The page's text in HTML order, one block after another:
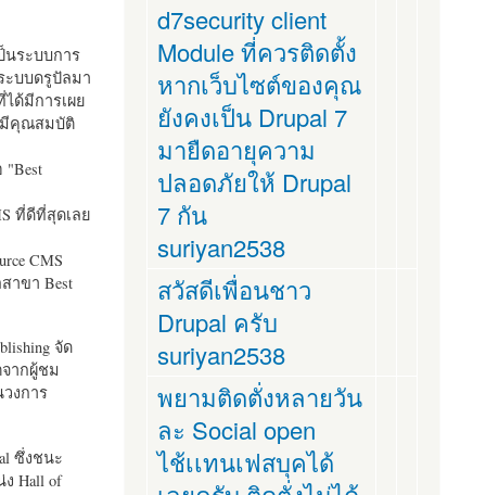
นระบบการ
ะบบดรูปัลมา
ด้มีการเผย
มีคุณสมบัติ
"Best
ที่ดีที่สุดเลย
CMS
าขา Best
จัด
ากผู้ชม
งการ
ซึ่งชนะ
Hall of
d7security client
Module ที่ควรติดตั้ง
หากเว็บไซต์ของคุณ
ยังคงเป็น Drupal 7
มายืดอายุความ
ปลอดภัยให้ Drupal
7 กัน
suriyan2538
สวัสดีเพื่อนชาว
Drupal ครับ
suriyan2538
พยามติดตั่งหลายวัน
ละ Social open
ไช้เเทนเฟสบุคได้